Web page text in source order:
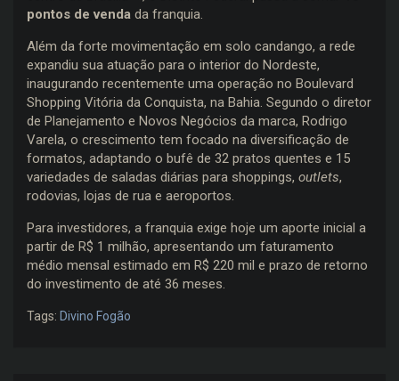
pontos de venda da franquia.
Além da forte movimentação em solo candango, a rede
expandiu sua atuação para o interior do Nordeste,
inaugurando recentemente uma operação no Boulevard
Shopping Vitória da Conquista, na Bahia. Segundo o diretor
de Planejamento e Novos Negócios da marca, Rodrigo
Varela, o crescimento tem focado na diversificação de
formatos, adaptando o bufê de 32 pratos quentes e 15
variedades de saladas diárias para shoppings, outlets,
rodovias, lojas de rua e aeroportos.
Para investidores, a franquia exige hoje um aporte inicial a
partir de R$ 1 milhão, apresentando um faturamento
médio mensal estimado em R$ 220 mil e prazo de retorno
do investimento de até 36 meses.
Tags: Divino Fogão